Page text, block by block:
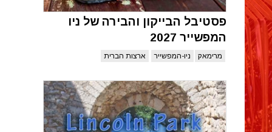
פסטיבל הבייקון והבירה של ניו
המפשייר 2027
מרימאק ניו-המפשייר ארצות הברית